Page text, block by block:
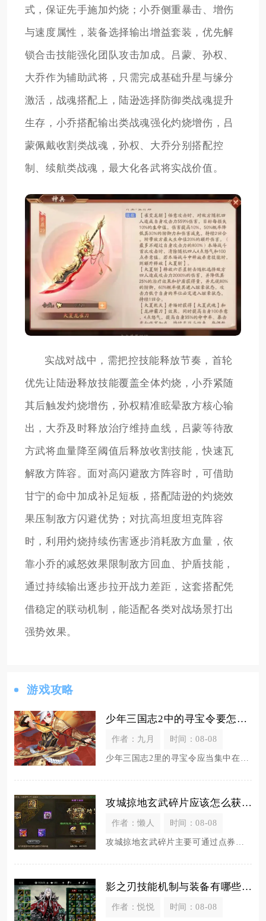
式，保证先手施加灼烧；小乔侧重暴击、增伤
与速度属性，装备选择输出增益套装，优先解
锁合击技能强化团队攻击加成。吕蒙、孙权、
大乔作为辅助武将，只需完成基础升星与缘分
激活，战魂搭配上，陆逊选择防御类战魂提升
生存，小乔搭配输出类战魂强化灼烧增伤，吕
蒙佩戴收割类战魂，孙权、大乔分别搭配控
制、续航类战魂，最大化各武将实战价值。
实战对战中，需把控技能释放节奏，首轮
优先让陆逊释放技能覆盖全体灼烧，小乔紧随
其后触发灼烧增伤，孙权精准眩晕敌方核心输
出，大乔及时释放治疗维持血线，吕蒙等待敌
方武将血量降至阈值后释放收割技能，快速瓦
解敌方阵容。面对高闪避敌方阵容时，可借助
甘宁的命中加成补足短板，搭配陆逊的灼烧效
果压制敌方闪避优势；对抗高坦度坦克阵容
时，利用灼烧持续伤害逐步消耗敌方血量，依
靠小乔的减怒效果限制敌方回血、护盾技能，
通过持续输出逐步拉开战力差距，这套搭配凭
借稳定的联动机制，能适配各类对战场景打出
强势效果。
游戏攻略
少年三国志2中的寻宝令要怎样使用
作者：九月 时间：08-08
少年三国志2里的寻宝令应当集中在秘境寻宝中批量五次连抽使用，优先凑够每日60次寻宝档位领取
攻城掠地玄武碎片应该怎么获取
作者：懒人 时间：08-08
攻城掠地玄武碎片主要可通过点券商城兑换、武斗会积分兑换、限时主题活动产出以及部分跨服玩法奖
影之刃技能机制与装备有哪些关联
作者：悦悦 时间：08-08